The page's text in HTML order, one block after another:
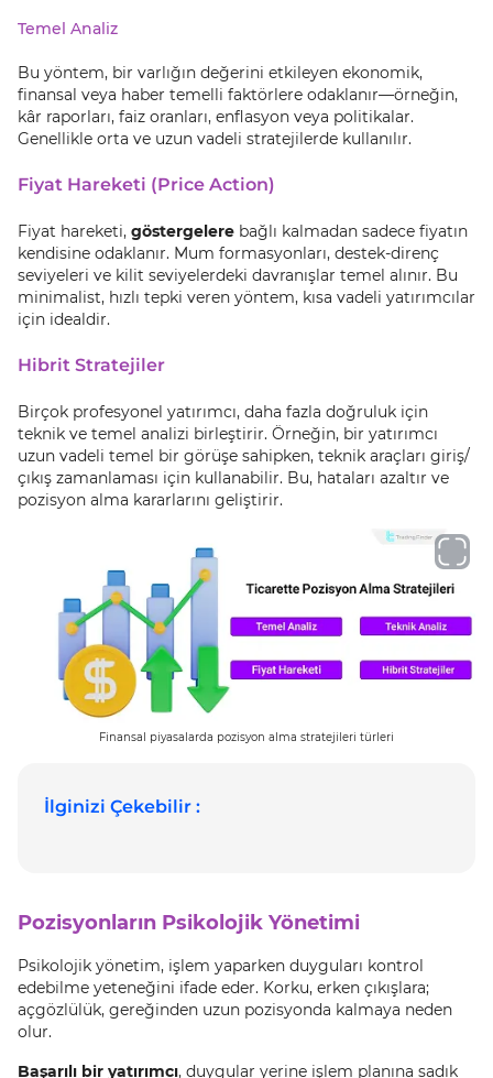
Temel Analiz
Bu yöntem, bir varlığın değerini etkileyen ekonomik,
finansal veya haber temelli faktörlere odaklanır—örneğin,
kâr raporları, faiz oranları, enflasyon veya politikalar.
Genellikle orta ve uzun vadeli stratejilerde kullanılır.
Fiyat Hareketi (Price Action)
Fiyat hareketi, göstergelere bağlı kalmadan sadece fiyatın
kendisine odaklanır. Mum formasyonları, destek-direnç
seviyeleri ve kilit seviyelerdeki davranışlar temel alınır. Bu
minimalist, hızlı tepki veren yöntem, kısa vadeli yatırımcılar
için idealdir.
Hibrit Stratejiler
Birçok profesyonel yatırımcı, daha fazla doğruluk için
teknik ve temel analizi birleştirir. Örneğin, bir yatırımcı
uzun vadeli temel bir görüşe sahipken, teknik araçları giriş/
çıkış zamanlaması için kullanabilir. Bu, hataları azaltır ve
pozisyon alma kararlarını geliştirir.
Finansal piyasalarda pozisyon alma stratejileri türleri
İlginizi Çekebilir :
Pozisyonların Psikolojik Yönetimi
Psikolojik yönetim, işlem yaparken duyguları kontrol
edebilme yeteneğini ifade eder. Korku, erken çıkışlara;
açgözlülük, gereğinden uzun pozisyonda kalmaya neden
olur.
Başarılı bir yatırımcı, duygular yerine işlem planına sadık